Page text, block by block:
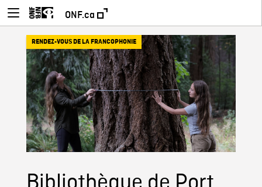
ONF.ca
RENDEZ-VOUS DE LA FRANCOPHONIE